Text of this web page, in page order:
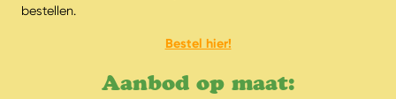
bestellen.
Bestel hier!
Aanbod op maat: